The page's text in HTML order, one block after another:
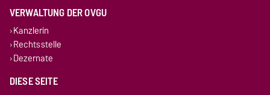
VERWALTUNG DER OVGU
Kanzlerin
Rechtsstelle
Dezernate
DIESE SEITE